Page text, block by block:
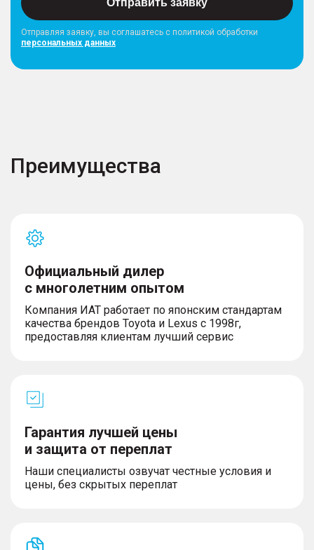
Отправляя заявку, вы соглашатесь с политикой обработки
персональных данных
Преимущества
Официальный дилер
с многолетним опытом
Компания ИАТ работает по японским стандартам
качества брендов Toyota и Lexus с 1998г,
предоставляя клиентам лучший сервис
Гарантия лучшей цены
и защита от переплат
Наши специалисты озвучат честные условия и
цены, без скрытых переплат